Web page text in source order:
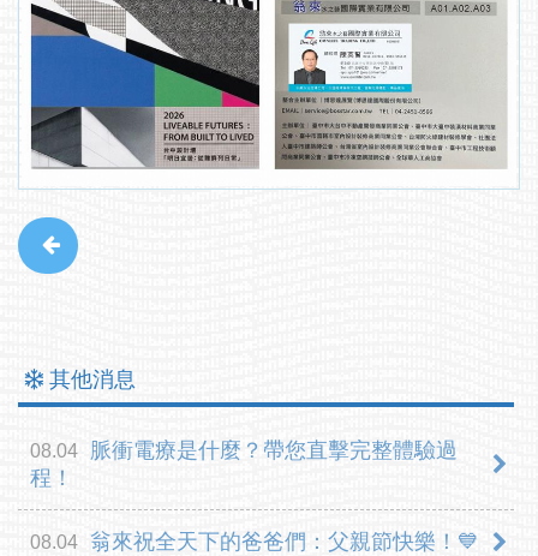
其他消息
08.04
脈衝電療是什麼？帶您直擊完整體驗過
程！
08.04 翁來祝全天下的爸爸們：父親節快樂！💙